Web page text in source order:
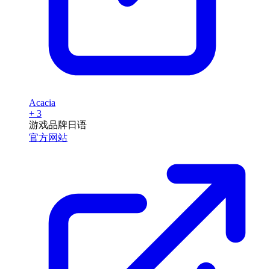
Acacia
+ 3
游戏品牌日语
官方网站